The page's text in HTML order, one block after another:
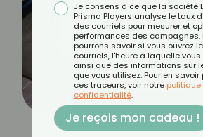
Je consens à ce que la société
Prisma Players analyse le taux
des courriels pour mesurer et
performances des campagnes.
pourrons savoir si vous ouvrez
courriels, l'heure à laquelle
ainsi que des informations sur
que vous utilisez. Pour en savoir
ces traceurs, voir notre politique
confidentialité.
Je reçois mon cadeau !